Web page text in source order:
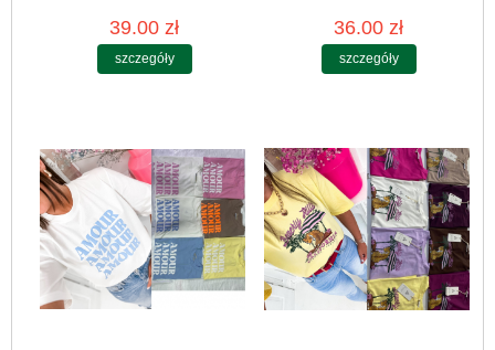
39.00 zł
szczegóły
36.00 zł
szczegóły